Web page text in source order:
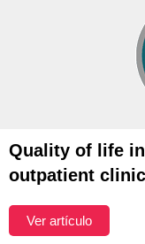
Quality of life
outpatient
Ver artículo